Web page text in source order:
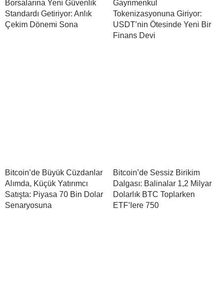
Borsalarına Yeni Güvenlik
Standardı Getiriyor: Anlık
Çekim Dönemi Sona
Gayrimenkul
Tokenizasyonuna Giriyor:
USDT’nin Ötesinde Yeni Bir
Finans Devi
Bitcoin’de Büyük Cüzdanlar
Alımda, Küçük Yatırımcı
Satışta: Piyasa 70 Bin Dolar
Senaryosuna
Bitcoin’de Sessiz Birikim
Dalgası: Balinalar 1,2 Milyar
Dolarlık BTC Toplarken
ETF’lere 750